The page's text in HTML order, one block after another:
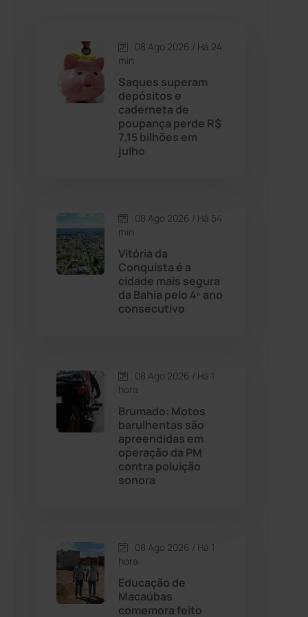
Caetité (1504)
Candiba
Cândido Sales (121)
Caturama
Chapada Diamantina
Cordeiros
Dom Basílio
Esportes
08 Ago 2026 / Há 24
min
Saques superam
depósitos e
caderneta de
poupança perde R$
7,15 bilhões em
julho
08 Ago 2026 / Há 54
min
Vitória da
Conquista é a
cidade mais segura
da Bahia pelo 4º ano
consecutivo
08 Ago 2026 / Há 1
hora
Brumado: Motos
barulhentas são
apreendidas em
operação da PM
contra poluição
sonora
08 Ago 2026 / Há 1
hora
Educação de
Macaúbas
comemora feito